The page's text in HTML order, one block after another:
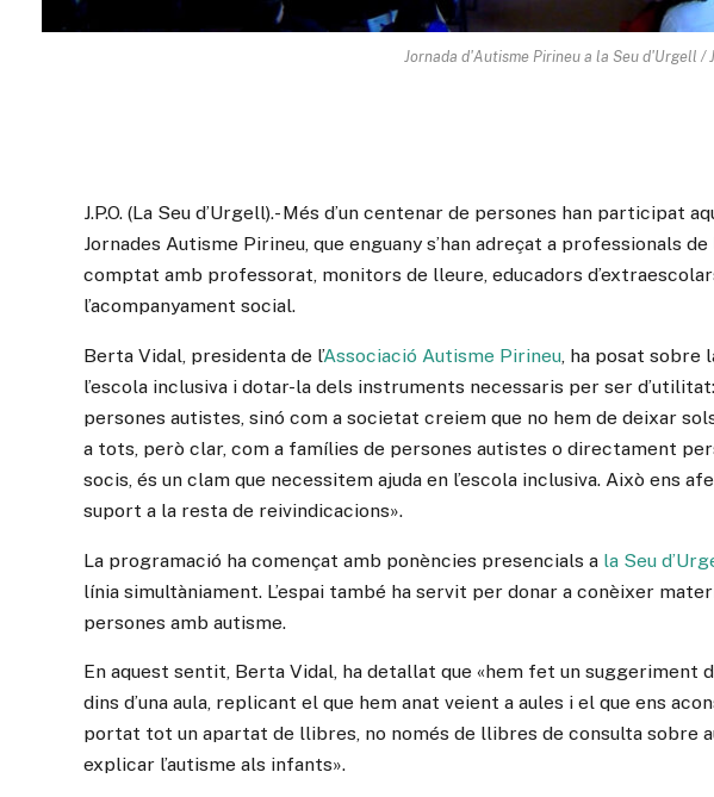
Jornada d'Autisme Pirineu a la Seu d'Urgell /
J.P.O. (La Seu d’Urgell).- Més d’un centenar de persones han participat
Jornades Autisme Pirineu, que enguany s’han adreçat a professionals
comptat amb professorat, monitors de lleure, educadors
l’acompanyament social.
Berta Vidal, presidenta de l’Associació Autisme Pirineu, ha posat sobre
l’escola inclusiva i dotar-la dels instruments necessaris per ser
persones autistes, sinó com a societat creiem que no hem de deixar
a tots, però clar, com a famílies de persones autistes o directament
socis, és un clam que necessitem ajuda en l’escola inclusiva. Això ens
suport a la resta de reivindicacions».
La programació ha començat amb ponències presencials a la Seu
línia simultàniament. L’espai també ha servit per donar a conèixer
persones amb autisme.
En aquest sentit, Berta Vidal, ha detallat que «hem fet un suggeriment
dins d’una aula, replicant el que hem anat veient a aules i el que ens
portat tot un apartat de llibres, no només de llibres de consulta sobre
explicar l’autisme als infants».